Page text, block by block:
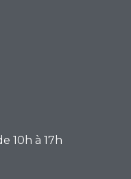
10h à 17h